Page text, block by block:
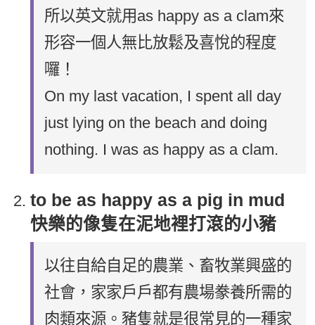
所以英文就用as happy as a clam來
形容一個人無比放鬆及喜悅的程度
囉！
On my last vacation, I spent all day
just lying on the beach and doing
nothing. I was as happy as a clam.
to be as happy as a pig in mud
快樂的像隻在泥地裡打滾的小豬
以往自給自足的農業、畜牧業興盛的
社會，家家戶戶都有農場豢養所需的
肉類來源。豬隻就是很常見的一種家